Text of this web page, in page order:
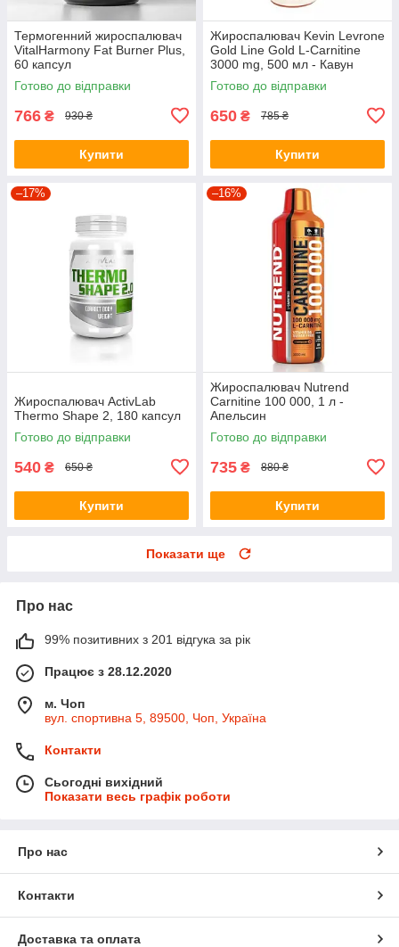
Термогенний жироспалювач
VitalHarmony Fat Burner Plus,
60 капсул
Готово до відправки
766 ₴ 930 ₴
Купити
Жироспалювач Kevin Levrone
Gold Line Gold L-Carnitine
3000 mg, 500 мл - Кавун
Готово до відправки
650 ₴ 785 ₴
Купити
–17%
Жироспалювач ActivLab
Thermo Shape 2, 180 капсул
Готово до відправки
540 ₴ 650 ₴
Купити
–16%
Жироспалювач Nutrend
Carnitine 100 000, 1 л -
Апельсин
Готово до відправки
735 ₴ 880 ₴
Купити
Показати ще
Про нас
99% позитивних з 201 відгука за рік
Працює з 28.12.2020
м. Чоп
вул. спортивна 5, 89500, Чоп, Україна
Контакти
Сьогодні вихідний
Показати весь графік роботи
Про нас
Контакти
Доставка та оплата